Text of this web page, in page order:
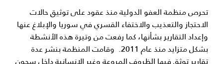
تحرص منظمة العفو الدولية منذ عقود على توثيق حالات
الاحتجاز والتعذيب والاختفاء القسري في سوريا والإبلاغ عنها
وإعداد التقارير بشأنها، كما رفعت من وتيرة هذه الأنشطة
بشكل متزايد منذ عام 2011. وقامت المنظمة بنشر عدة
تقارير توثق فيها الظروف المروعة وغير الإنسانية داخل سجون